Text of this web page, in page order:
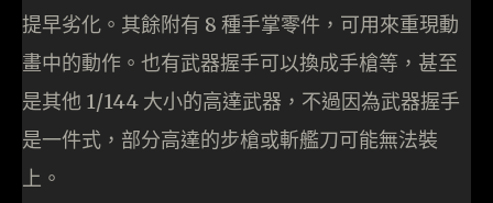
提早劣化。其餘附有 8 種手掌零件，可用來重現動
畫中的動作。也有武器握手可以換成手槍等，甚至
是其他 1/144 大小的高達武器，不過因為武器握手
是一件式，部分高達的步槍或斬艦刀可能無法裝
上。